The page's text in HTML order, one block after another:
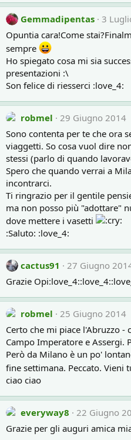
Gemmadipentas 3
Opuntia cara!Come
sempre
Ho spiegato cosa mi sia
presentazioni :\
Son felice di riesserci :love_4:
robmel
29 Giugno 2014
Sono contenta per te che ora
viaggetti. So cosa vuol dire
stessi (parlo di quando
Spero che quando verrai a
incontrarci.
Ti ringrazio per il gentile
ma non posso più "adottare"
dove mettere i vasetti
:Saluto: :love_4:
cactus91
27 Giugno
Grazie
robmel
25 Giugno 2014
Certo che mi piace l'Abruzzo -
Campo Imperatore e Assergi.
Però da Milano è un po'
fine settimana. Peccato. Vieni
ciao ciao
everyway8
22 Giugno
Grazie per gli auguri amica